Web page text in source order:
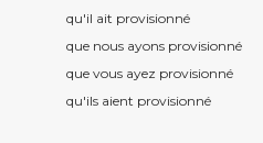
qu'il ait provisionné
que nous ayons provisionné
que vous ayez provisionné
qu'ils aient provisionné